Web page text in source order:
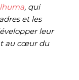
, qui
et les
leur
au cœur du